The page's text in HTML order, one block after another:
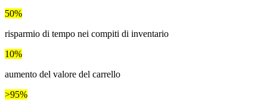
50%
risparmio di tempo nei compiti di inventario
10%
aumento del valore del carrello
>95%